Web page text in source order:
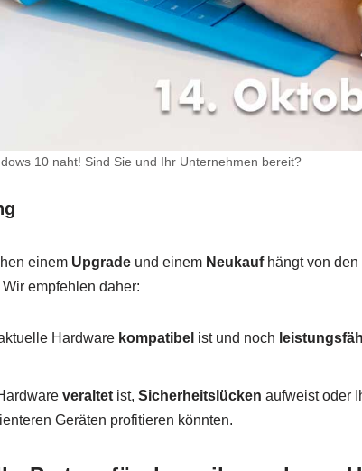
10 naht! Sind Sie und Ihr Unternehmen bereit?
einem Upgrade und einem Neukaufhängt von den
empfehlen daher:
Hardware kompatibel ist und noch
veraltet ist, Sicherheitslücken aufweist oder
Geräten profitieren könnten.